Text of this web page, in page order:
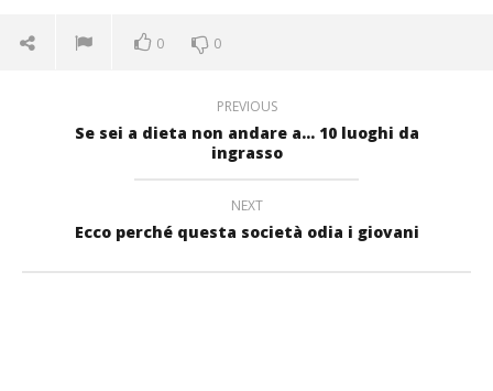
0 0
PREVIOUS
Se sei a dieta non andare a… 10 luoghi da
ingrasso
NEXT
Ecco perché questa società odia i giovani